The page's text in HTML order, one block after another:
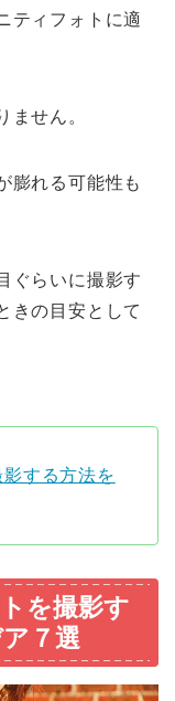
ティフォトに適
ません。
膨れる可能性も
ぐらいに撮影す
きの目安として
する方法を
を撮影す
７選